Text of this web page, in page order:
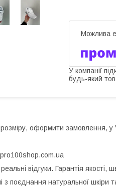
У компанії
будь-який
розміру, оформити замовлення,
відгуки. Гарантія якості,
з поєднання натуральної